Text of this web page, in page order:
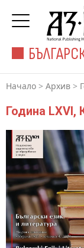
Начало > Архив >
Година LXVI,